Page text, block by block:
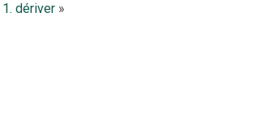
1. dériver »